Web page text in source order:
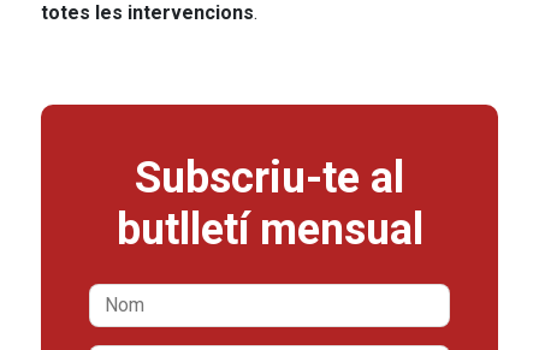
totes les intervencions.
Subscriu-te al
butlletí mensual